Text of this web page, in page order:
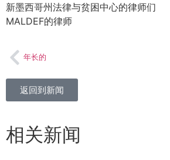
新墨西哥州法律与贫困中心的律师们
MALDEF的律师
年长的
返回到新闻
相关新闻